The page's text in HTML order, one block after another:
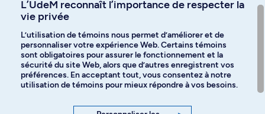
Langues
Facebook Instagram
TikTok YouTube
L’UdeM reconnaît l’importance de respecter la
vie privée
L’utilisation de témoins nous permet d’améliorer et de
personnaliser votre expérience Web. Certains témoins
sont obligatoires pour assurer le fonctionnement et la
sécurité du site Web, alors que d’autres enregistrent vos
préférences. En acceptant tout, vous consentez à notre
utilisation de témoins pour mieux répondre à vos besoins.